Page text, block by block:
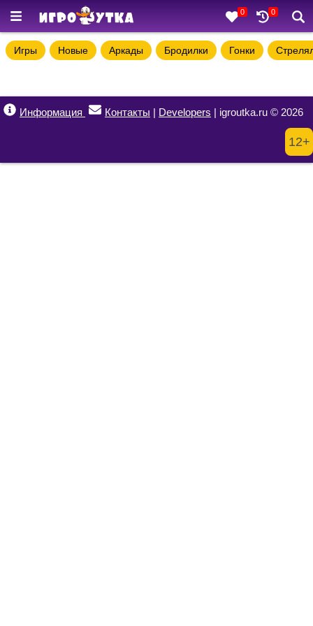
0 0
Игры Новые Аркады Бродилки Гонки
Информация Контакты | Developers | igroutka.ru © 2026
12+